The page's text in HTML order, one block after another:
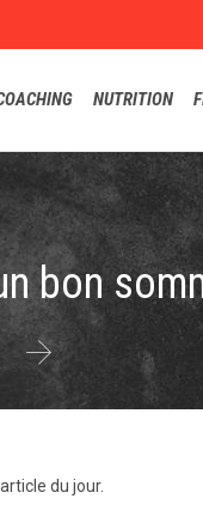
NUTRITION
bon

du jour.